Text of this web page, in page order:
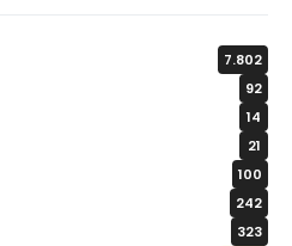
7.802
92
14
21
100
242
323